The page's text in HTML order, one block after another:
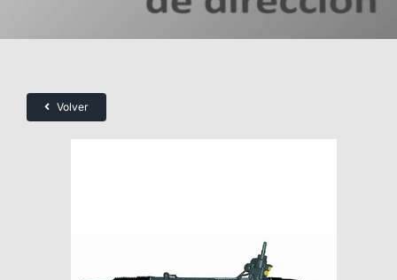
Volver